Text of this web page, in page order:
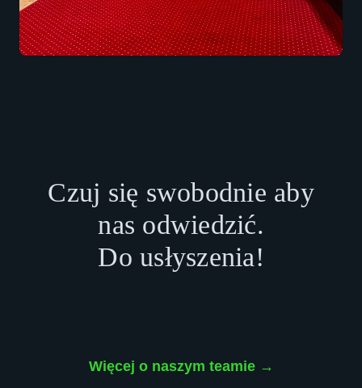
Czuj się swobodnie aby
nas odwiedzić.
Do usłyszenia!
Więcej o naszym teamie →